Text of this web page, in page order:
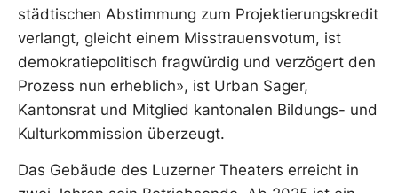
städtischen Abstimmung zum Projektierungskredit
verlangt, gleicht einem Misstrauensvotum, ist
demokratiepolitisch fragwürdig und verzögert den
Prozess nun erheblich», ist Urban Sager,
Kantonsrat und Mitglied kantonalen Bildungs- und
Kulturkommission überzeugt.
Das Gebäude des Luzerner Theaters erreicht in